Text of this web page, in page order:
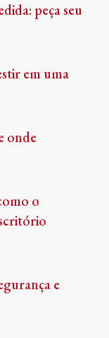
peça seu
em uma
onde
o
e